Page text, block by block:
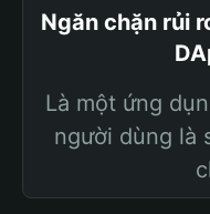
Ngăn chặn rủi
Là một ứng
người dùng là